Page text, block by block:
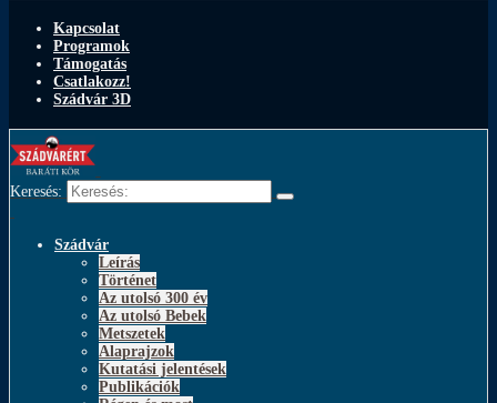
Kapcsolat
Programok
Támogatás
Csatlakozz!
Szádvár 3D
Keresés:
Szádvár
Leírás
Történet
Az utolsó 300 év
Az utolsó Bebek
Metszetek
Alaprajzok
Kutatási jelentések
Publikációk